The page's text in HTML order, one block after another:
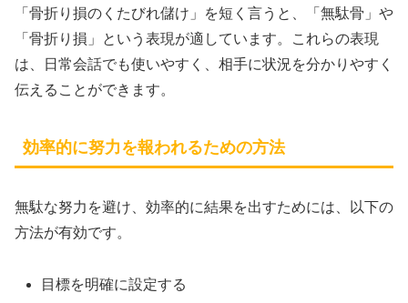
「骨折り損のくたびれ儲け」を短く言うと、「無駄骨」や
「骨折り損」という表現が適しています。これらの表現
は、日常会話でも使いやすく、相手に状況を分かりやすく
伝えることができます。
効率的に努力を報われるための方法
無駄な努力を避け、効率的に結果を出すためには、以下の
方法が有効です。
目標を明確に設定する